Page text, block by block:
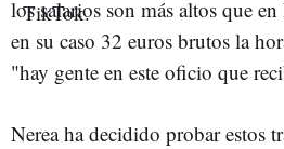
los salarios son más altos que
en su caso 32 euros brutos la
"hay gente en este oficio que
Nerea ha decidido probar estos